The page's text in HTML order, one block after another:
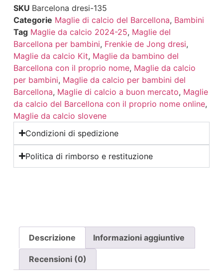
SKU Barcelona dresi-135
Categorie Maglie di calcio del Barcellona, Bambini
Tag Maglie da calcio 2024-25, Maglie del
Barcellona per bambini, Frenkie de Jong dresi,
Maglie da calcio Kit, Maglie da bambino del
Barcellona con il proprio nome, Maglie da calcio
per bambini, Maglie da calcio per bambini del
Barcellona, Maglie di calcio a buon mercato, Maglie
da calcio del Barcellona con il proprio nome online,
Maglie da calcio slovene
Condizioni di spedizione
Politica di rimborso e restituzione
Descrizione Informazioni aggiuntive
Recensioni (0)